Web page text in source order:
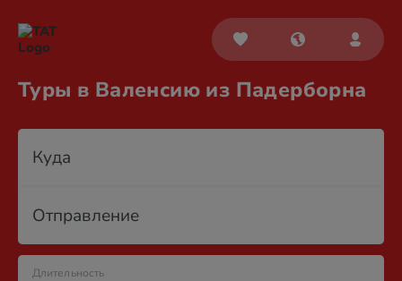
Туры в Валенсию из Падерборна
Куда
Отправление
Длительность